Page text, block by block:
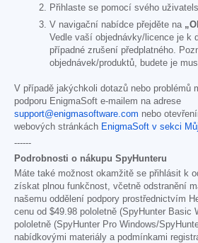
Přihlaste se pomocí svého
V navigační nabídce přejděte na
Vedle vaší objednávky/licence je k
případné zrušení předplatného.
objednávek/produktů, budete je
V případě jakýchkoli dotazů nebo problémů
podporu EnigmaSoft e-mailem na adrese
support@enigmasoftware.com nebo
webových stránkách EnigmaSoft v sekci
------
Podrobnosti o nákupu SpyHunteru
Máte také možnost okamžitě se přihlásit k
získat plnou funkčnost, včetně odstranění
našemu oddělení podpory prostřednictvím
cenu od $49.98 pololetně (SpyHunter Basic
pololetně (SpyHunter Pro Windows/
nabídkovými materiály a podmínkami